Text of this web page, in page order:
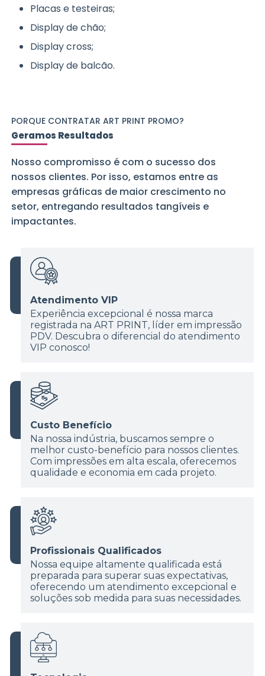
Placas e testeiras;
Display de chão;
Display cross;
Display de balcão.
PORQUE CONTRATAR ART PRINT PROMO?
Geramos Resultados
Nosso compromisso é com o sucesso dos
nossos clientes. Por isso, estamos entre as
empresas gráficas de maior crescimento no
setor, entregando resultados tangíveis e
impactantes.
Atendimento VIP
Experiência excepcional é nossa marca
registrada na ART PRINT, líder em impressão
PDV. Descubra o diferencial do atendimento
VIP conosco!
Custo Benefício
Na nossa indústria, buscamos sempre o
melhor custo-benefício para nossos clientes.
Com impressões em alta escala, oferecemos
qualidade e economia em cada projeto.
Profissionais Qualificados
Nossa equipe altamente qualificada está
preparada para superar suas expectativas,
oferecendo um atendimento excepcional e
soluções sob medida para suas necessidades.